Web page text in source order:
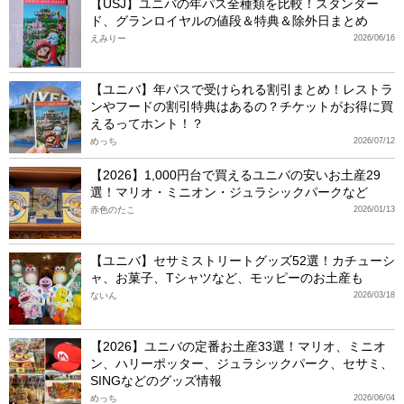
【USJ】ユニバの年パス全種類を比較！スタンダー
ド、グランロイヤルの値段＆特典＆除外日まとめ
2026/06/16
えみりー
【ユニバ】年パスで受けられる割引まとめ！レストラ
ンやフードの割引特典はあるの？チケットがお得に買
えるってホント！？
2026/07/12
めっち
【2026】1,000円台で買えるユニバの安いお土産29
選！マリオ・ミニオン・ジュラシックパークなど
2026/01/13
赤色のたこ
【ユニバ】セサミストリートグッズ52選！カチューシ
ャ、お菓子、Tシャツなど、モッピーのお土産も
2026/03/18
ないん
【2026】ユニバの定番お土産33選！マリオ、ミニオ
ン、ハリーポッター、ジュラシックパーク、セサミ、
SINGなどのグッズ情報
2026/06/04
めっち